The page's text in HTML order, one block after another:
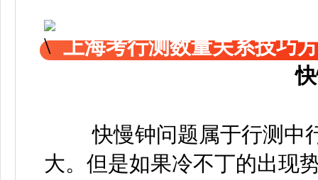
上海考行测数量关系技巧
快慢钟问题属于行测中
大。但是如果冷不丁的出现